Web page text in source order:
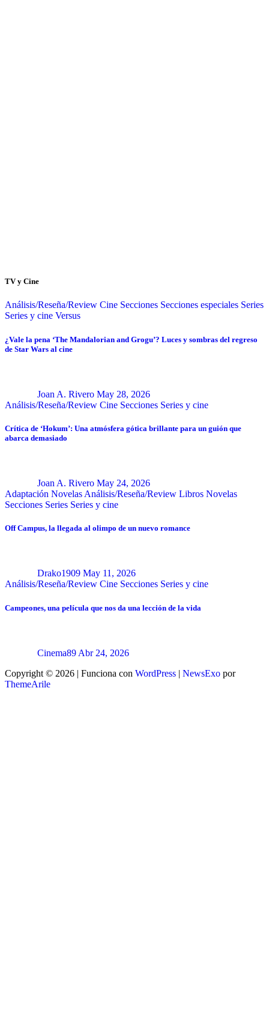
TV y Cine
Análisis/Reseña/Review Cine Secciones Secciones especiales Series
Series y cine Versus
¿Vale la pena ‘The Mandalorian and Grogu’? Luces y sombras del regreso
de Star Wars al cine
Joan A. Rivero May 28, 2026
Análisis/Reseña/Review Cine Secciones Series y cine
Crítica de ‘Hokum’: Una atmósfera gótica brillante para un guión que
abarca demasiado
Joan A. Rivero May 24, 2026
Adaptación Novelas Análisis/Reseña/Review Libros Novelas
Secciones Series Series y cine
Off Campus, la llegada al olimpo de un nuevo romance
Drako1909 May 11, 2026
Análisis/Reseña/Review Cine Secciones Series y cine
Campeones, una película que nos da una lección de la vida
Cinema89 Abr 24, 2026
Copyright © 2026 | Funciona con WordPress | NewsExo por
ThemeArile